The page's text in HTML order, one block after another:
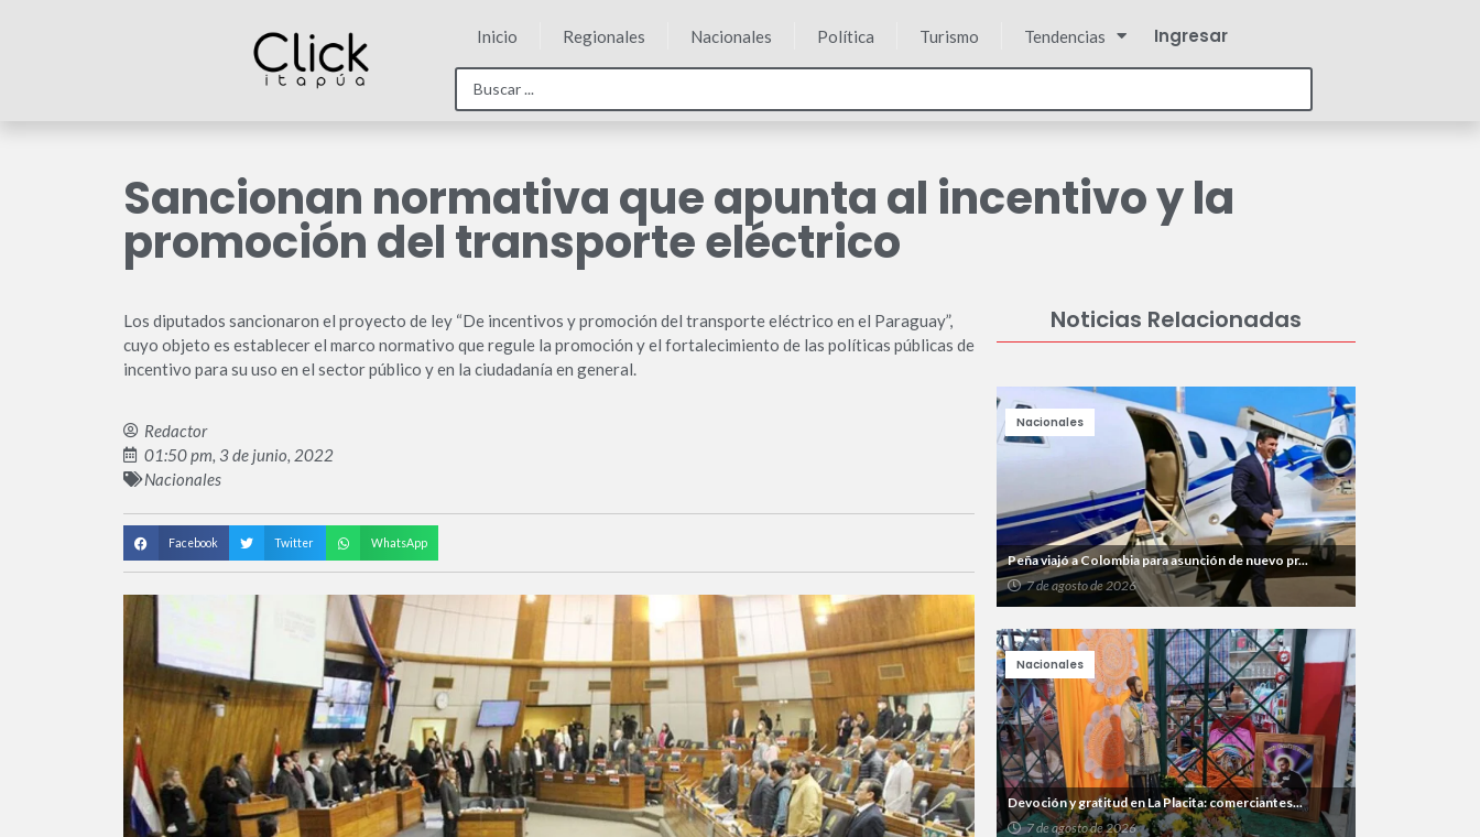
Inicio Regionales Nacionales Política Turismo Tendencias Ingresar
Sancionan normativa que apunta al incentivo y la
promoción del transporte eléctrico
Los diputados sancionaron el proyecto de ley “De incentivos y promoción del transporte eléctrico en el Paraguay”,
cuyo objeto es establecer el marco normativo que regule la promoción y el fortalecimiento de las políticas públicas de
incentivo para su uso en el sector público y en la ciudadanía en general.
Redactor
01:50 pm, 3 de junio, 2022
Nacionales
Facebook Twitter WhatsApp
Noticias Relacionadas
Peña viajó a Colombia para asunción de nuevo pr...
7 de agosto de 2026
Nacionales
Devoción y gratitud en La Placita: comerciantes...
7 de agosto de 2026
Nacionales